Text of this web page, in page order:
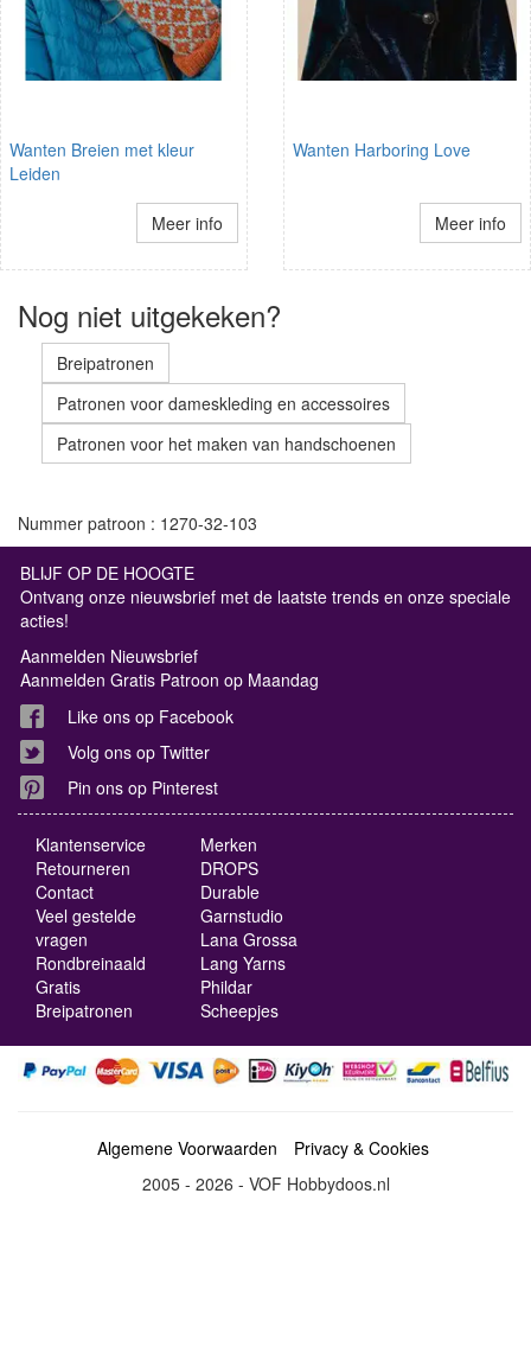
Wanten Breien met kleur
Leiden
Meer info
Wanten Harboring Love
Meer info
Nog niet uitgekeken?
Breipatronen
Patronen voor dameskleding en accessoires
Patronen voor het maken van handschoenen
Nummer patroon : 1270-32-103
BLIJF OP DE HOOGTE
Ontvang onze nieuwsbrief met de laatste trends en onze speciale
acties!
Aanmelden Nieuwsbrief
Aanmelden Gratis Patroon op Maandag
Like ons op Facebook
Volg ons op Twitter
Pin ons op Pinterest
Klantenservice
Retourneren
Contact
Veel gestelde
vragen
Rondbreinaald
Gratis
Breipatronen
Merken
DROPS
Durable
Garnstudio
Lana Grossa
Lang Yarns
Phildar
Scheepjes
Algemene Voorwaarden
Privacy & Cookies
2005 - 2026 - VOF Hobbydoos.nl